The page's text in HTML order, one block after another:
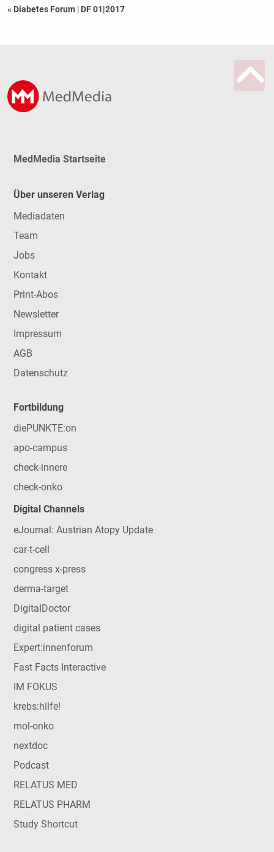
« Diabetes Forum | DF 01|2017
MedMedia Startseite
Über unseren Verlag
Mediadaten
Team
Jobs
Kontakt
Print-Abos
Newsletter
Impressum
AGB
Datenschutz
Fortbildung
diePUNKTE:on
apo-campus
check-innere
check-onko
Digital Channels
eJournal: Austrian Atopy Update
car-t-cell
congress x-press
derma-target
DigitalDoctor
digital patient cases
Expert:innenforum
Fast Facts Interactive
IM FOKUS
krebs:hilfe!
mol-onko
nextdoc
Podcast
RELATUS MED
RELATUS PHARM
Study Shortcut